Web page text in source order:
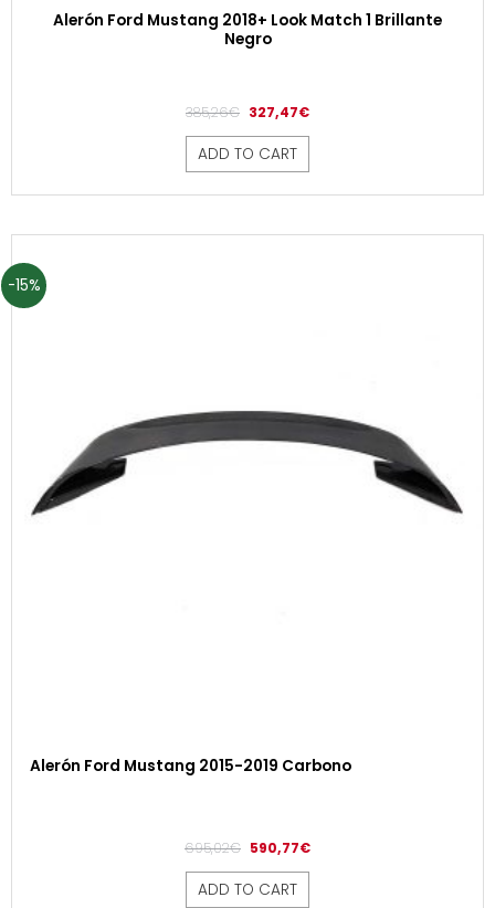
Alerón Ford Mustang 2018+ Look Match 1 Brillante
Negro
385,26€ 327,47€
ADD TO CART
-15%
Alerón Ford Mustang 2015-2019 Carbono
695,02€ 590,77€
ADD TO CART